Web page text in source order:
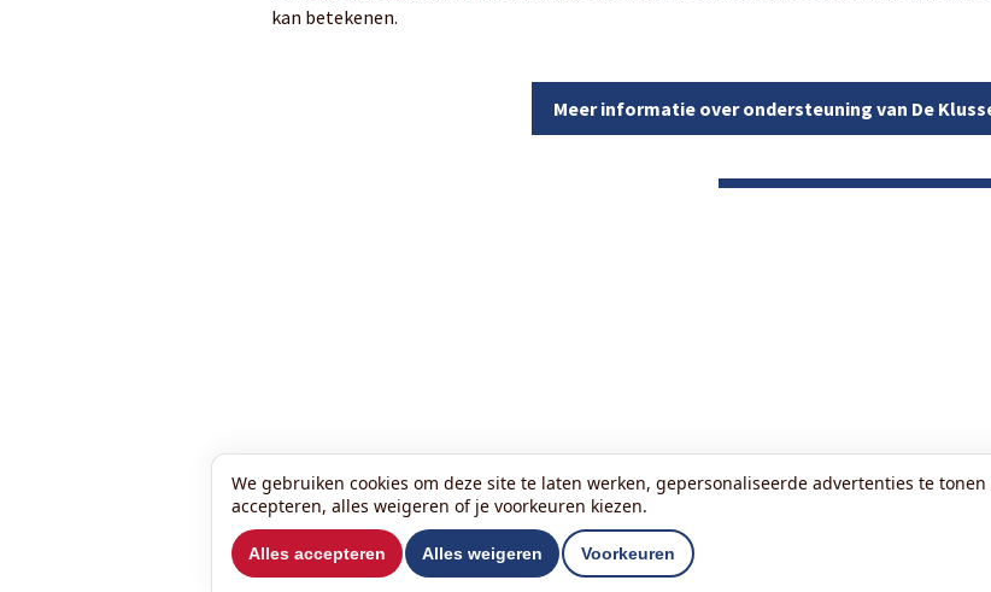
kan betekenen.
Meer informatie over ondersteuning van De
Wilt u ons volgen?
We gebruiken cookies om deze site te laten werken, gepersonaliseerde advertenties te
accepteren, alles weigeren of je voorkeuren kiezen.
Alles accepteren Alles weigeren Voorkeuren